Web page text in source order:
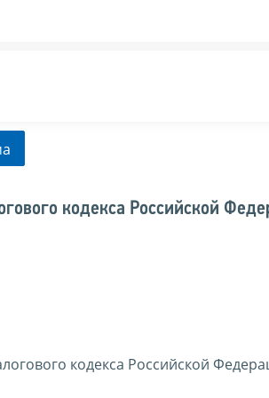
кодекса Российской
кодекса Российской